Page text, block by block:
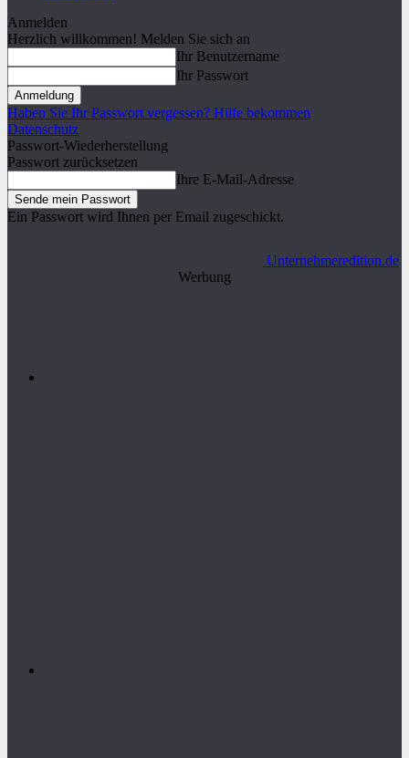
Anmelden
Herzlich willkommen! Melden Sie sich an
Ihr Benutzername
Ihr Passwort
Haben Sie Ihr Passwort vergessen? Hilfe bekommen
Datenschutz
Passwort-Wiederherstellung
Passwort zurücksetzen
Ihre E-Mail-Adresse
Ein Passwort wird Ihnen per Email zugeschickt.
Unternehmeredition.de
Werbung